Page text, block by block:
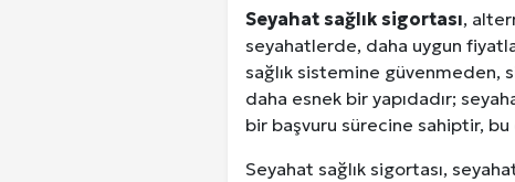
Seyahat sağlık sigortası,
seyahatlerde, daha uygun
sağlık sistemine güvenmeden,
daha esnek bir yapıdadır;
bir başvuru sürecine sahiptir, bu
Seyahat sağlık sigortası,